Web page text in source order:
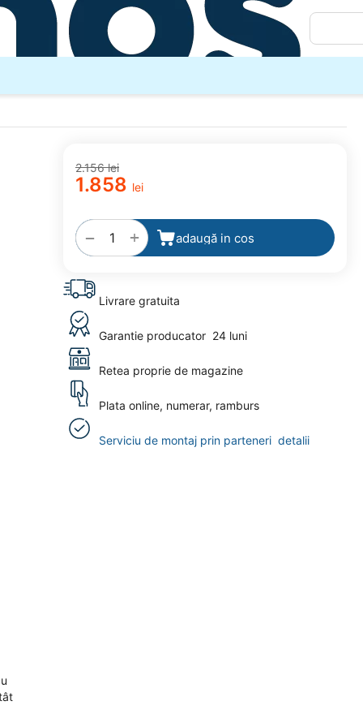
2.156 lei
1.858 lei
+
− adaugă in cos
la
favorite
Livrare gratuita
Garantie producator 24 luni
Retea proprie de magazine
Plata online, numerar, ramburs
Serviciu de montaj prin parteneri detalii